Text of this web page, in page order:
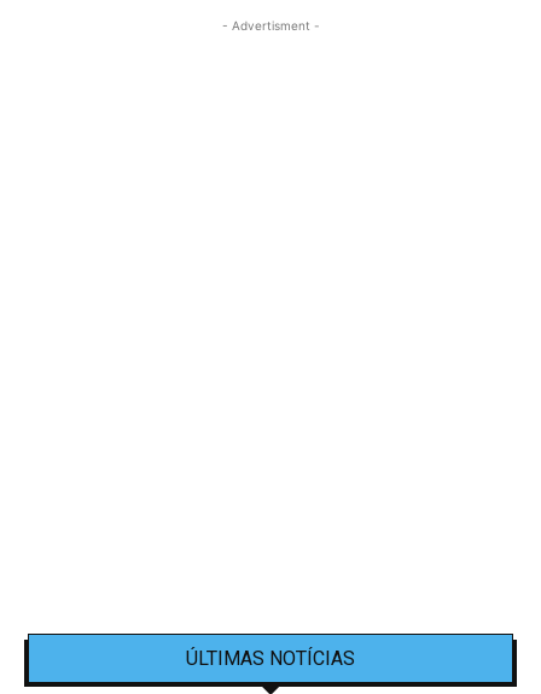
- Advertisment -
ÚLTIMAS NOTÍCIAS